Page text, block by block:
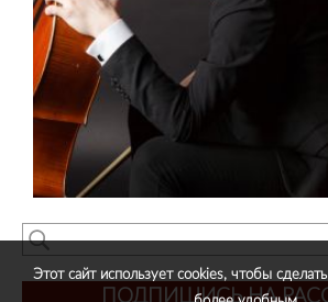
Этот сайт использует cookies, чтобы
ПОДПИШИСЬ НА